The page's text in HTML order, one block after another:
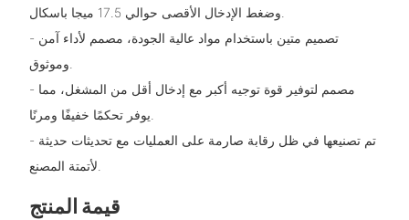
وضغط الإدخال الأقصى حوالي 17.5 ميجا باسكال.
- تصميم متين باستخدام مواد عالية الجودة، مصمم لأداء آمن
وموثوق.
- مصمم لتوفير قوة توجيه أكبر مع إدخال أقل من المشغل، مما
يوفر تحكمًا خفيفًا ومرنًا.
- تم تصنيعها في ظل رقابة صارمة على العمليات مع تحديثات حديثة
لأتمتة المصنع.
قيمة المنتج